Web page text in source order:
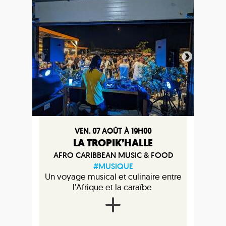
VEN. 07 AOÛT À 19H00
LA TROPIK’HALLE
AFRO CARIBBEAN MUSIC & FOOD
#MUSIQUE
Un voyage musical et culinaire entre
l’Afrique et la caraïbe